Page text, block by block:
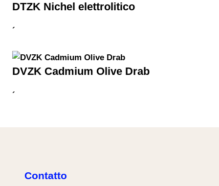
DTZK Nichel elettrolitico
´
DVZK Cadmium Olive Drab
´
Contatto